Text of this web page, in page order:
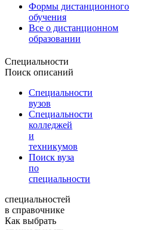
Формы дистанционного
обучения
Все о дистанционном
образовании
Специальности
Поиск описаний
Специальности
вузов
Специальности
колледжей
и
техникумов
Поиск вуза
по
специальности
специальностей
в справочнике
Как выбрать